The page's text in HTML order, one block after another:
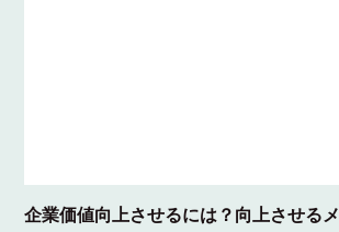
企業価値向上させるには？向上させる